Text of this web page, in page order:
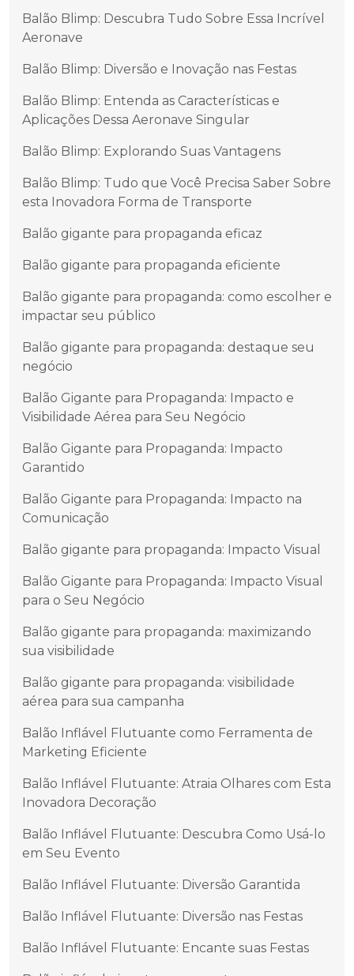
Balão Blimp: Descubra Tudo Sobre Essa Incrível
Aeronave
Balão Blimp: Diversão e Inovação nas Festas
Balão Blimp: Entenda as Características e
Aplicações Dessa Aeronave Singular
Balão Blimp: Explorando Suas Vantagens
Balão Blimp: Tudo que Você Precisa Saber Sobre
esta Inovadora Forma de Transporte
Balão gigante para propaganda eficaz
Balão gigante para propaganda eficiente
Balão gigante para propaganda: como escolher e
impactar seu público
Balão gigante para propaganda: destaque seu
negócio
Balão Gigante para Propaganda: Impacto e
Visibilidade Aérea para Seu Negócio
Balão Gigante para Propaganda: Impacto
Garantido
Balão Gigante para Propaganda: Impacto na
Comunicação
Balão gigante para propaganda: Impacto Visual
Balão Gigante para Propaganda: Impacto Visual
para o Seu Negócio
Balão gigante para propaganda: maximizando
sua visibilidade
Balão gigante para propaganda: visibilidade
aérea para sua campanha
Balão Inflável Flutuante como Ferramenta de
Marketing Eficiente
Balão Inflável Flutuante: Atraia Olhares com Esta
Inovadora Decoração
Balão Inflável Flutuante: Descubra Como Usá-lo
em Seu Evento
Balão Inflável Flutuante: Diversão Garantida
Balão Inflável Flutuante: Diversão nas Festas
Balão Inflável Flutuante: Encante suas Festas